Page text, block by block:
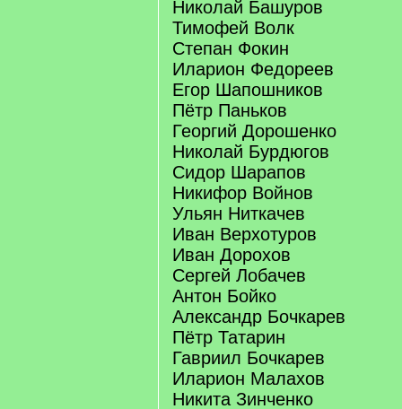
Николай Башуров
Тимофей Волк
Степан Фокин
Иларион Федореев
Егор Шапошников
Пётр Паньков
Георгий Дорошенко
Николай Бурдюгов
Сидор Шарапов
Никифор Войнов
Ульян Ниткачев
Иван Верхотуров
Иван Дорохов
Сергей Лобачев
Антон Бойко
Александр Бочкарев
Пётр Татарин
Гавриил Бочкарев
Иларион Малахов
Никита Зинченко